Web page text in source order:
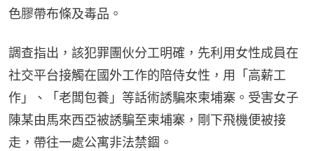
色膠帶布條及毒品。
調查指出，該犯罪團伙分工明確，先利用女性成員在
社交平台接觸在國外工作的陪侍女性，用「高薪工
作」、「老闆包養」等話術誘騙來柬埔寨。受害女子
陳某由馬來西亞被誘騙至柬埔寨，剛下飛機便被接
走，帶往一處公寓非法禁錮。